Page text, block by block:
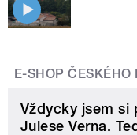
E-SHOP ČESKÉHO
Vždycky jsem si
Julese Verna.